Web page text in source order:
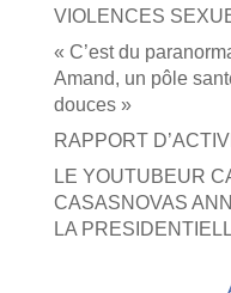
VIOLENCES
« C’est du
Amand, un pôle
douces »
RAPPORT
LE YOUTUBEUR
CASASNOVAS
LA